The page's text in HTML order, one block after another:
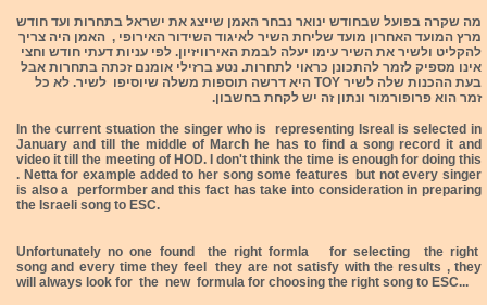
מה שקרה בפועל שבחודש ינואר נבחר האמן שייצג את ישראל בתחרות ועד חודש
מרץ המועד האחרון מועד שליחת השיר לאיגוד השידור האירופי , האמן היה צריך
להקליט ולשיר את השיר עימו יעלה לבמת האירוויזיון. לפי עניות דעתי חודש וחצי
אינו מספיק לזמר להתכונן כראוי לתחרות. נטע ברזילי אומנם זכתה בתחרות אבל
בעת ההכנות שלה לשיר TOY היא דרשה תוספות משלה שיוסיפו לשיר. לא כל
זמר הוא פרופורמור ונתון זה יש לקחת בחשבון.
In the current stuation the singer who is representing Isreal is selected in
January and till the middle of March he has to find a song record it and
video it till the meeting of HOD. I don't think the time is enough for doing this
. Netta for example added to her song some features but not every singer
is also a performber and this fact has take into consideration in preparing
the Israeli song to ESC.
Unfortunately no one found the right formla for selecting the right
song and every time they feel they are not satisfy with the results , they
will always look for the new formula for choosing the right song to ESC...